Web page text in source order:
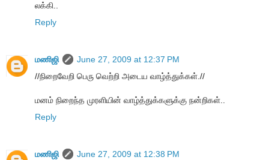
லக்கி..
Reply
மணிஜி
June 27, 2009 at 12:37 PM
//நிறைவேறி பெரு வெற்றி அடைய வாழ்த்துக்கள்.//
மனம் நிறைந்த முரளியின் வாழ்த்துக்களுக்கு நன்றிகள்..
Reply
மணிஜி
June 27, 2009 at 12:38 PM